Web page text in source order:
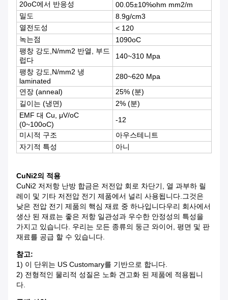
20oC에서 반응성
00.05±10%ohm mm2/m
밀도
8.9g/cm3
열전도성
< 120
녹는점
1090oC
팽창 강도,N/mm2 반열, 부드
럽다
140~310 Mpa
팽창 강도,N/mm2 냉
laminated
280~620 Mpa
연장 (anneal)
25% (분)
길이는 (냉면)
2% (분)
EMF 대 Cu, μV/oC
(0~100oC)
-12
미시적 구조
아우스테니트
자기적 특성
아니
CuNi2의 적용
CuNi2 저저항 난방 합금은 저전압 회로 차단기, 열 과부하 릴
레이 및 기타 저전압 전기 제품에서 널리 사용됩니다.그것은
낮은 전압 전기 제품의 핵심 재료 중 하나입니다우리 회사에서
생산 된 재료는 좋은 저항 일관성과 우수한 안정성의 특성을
가지고 있습니다. 우리는 모든 종류의 둥근 와이어, 평면 및 판
재료를 공급 할 수 있습니다.
참고:
1) 이 단위는 US Customary를 기반으로 합니다.
2) 전형적인 물리적 성질은 노화 견고화 된 제품에 적용됩니
다.